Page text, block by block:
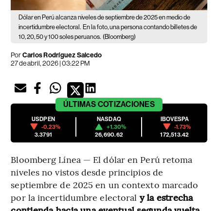
Dólar en Perú alcanza niveles de septiembre de 2025 en medio de
incertidumbre electoral. En la foto, una persona contando billetes de
10, 20, 50 y 100 soles peruanos. (Bloomberg)
PorCarlos Rodríguez Salcedo
27 de abril, 2026 | 03:22 PM
ÚLTIMAS COTIZACIONES
USDPEN
-0.23%
3.3791
NASDAQ
+1.30%
26,690.62
IBOVESPA
-1.73%
172,513.42
Bloomberg Línea — El dólar en Perú retoma
niveles no vistos desde principios de
septiembre de 2025 en un contexto marcado
por la incertidumbre electoral y la estrecha